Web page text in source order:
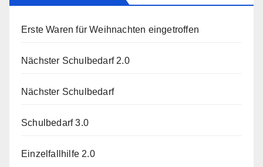
Erste Waren für Weihnachten eingetroffen
Nächster Schulbedarf 2.0
Nächster Schulbedarf
Schulbedarf 3.0
Einzelfallhilfe 2.0